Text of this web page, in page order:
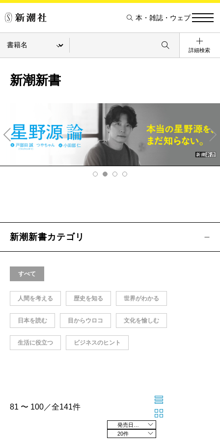
本・雑誌・ウェブ
詳細検索
新潮新書
v
Ne
xt
新潮新書カテゴリ
すべて
人間を考える 歴史を知る 世界がわかる
日本を読む 目からウロコ 文化を愉しむ
生活に役立つ ビジネスのヒント
81 〜 100／全141件
20件